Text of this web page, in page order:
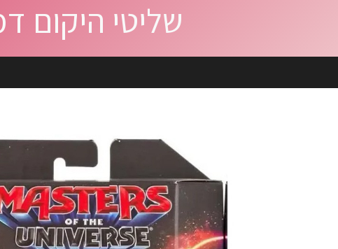
שליטי היקום